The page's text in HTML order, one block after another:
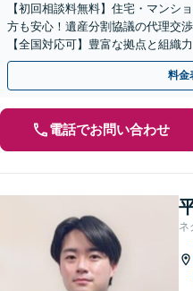
【初回相談料無料】住宅・マンシ
方も安心！遺産分割協議の代理交
【全国対応可】豊富な拠点と組織
相続手続きをお手伝いします【取
料金
電話でお問い合わせ
ネ